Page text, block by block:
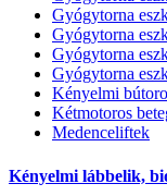
Gyógytorna
Gyógytorna
Gyógytorna
Gyógytorna
Kényelmi
Kétmotoros
Medenceliftek
Kényelmi lábbelik,